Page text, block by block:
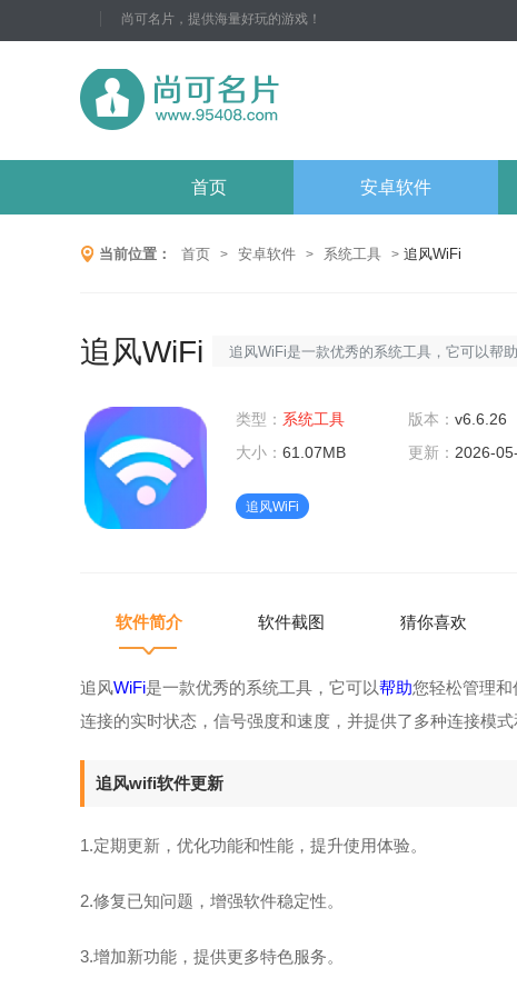
尚可名片，提供海量好玩的游戏！
首页 安卓软件
当前位置： 首页 > 安卓软件 > 系统工具 > 追风WiFi
追风WiFi
追风WiFi是一款优秀的系统工具，它可以帮
卡，可以显示网络连接的实时状态，信号强度
度，并提供了多种连接模式和信号通道，可
能和性能，提升使用体验。
类型： 系统工具 版本： v6.6.26
大小： 61.07MB 更新： 2026-
追风WiFi
软件简介 软件截图 猜你喜欢
追风WiFi是一款优秀的系统工具，它可以帮助您轻松管理
连接的实时状态，信号强度和速度，并提供了多种连接模
追风wifi软件更新
1.定期更新，优化功能和性能，提升使用体验。
2.修复已知问题，增强软件稳定性。
3.增加新功能，提供更多特色服务。